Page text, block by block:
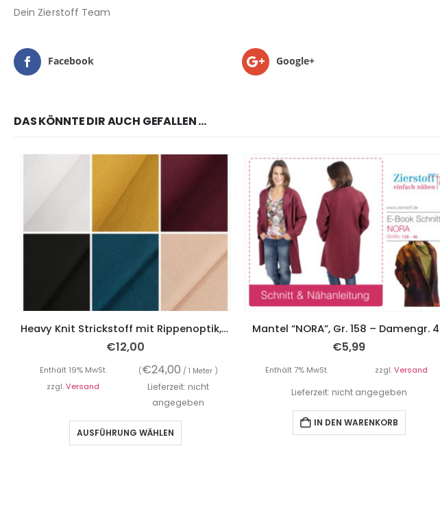
Dein Zierstoff Team
Facebook Google+
DAS KÖNNTE DIR AUCH GEFALLEN …
Heavy Knit Strickstoff mit Rippenoptik, verschiedene Farben
€12,00
Enthält 19% MwSt. (€24,00 / 1 Meter )
zzgl.Versand
Lieferzeit: nicht
angegeben
AUSFÜHRUNG WÄHLEN
Mantel “NORA”, Gr. 158 – Damengr.
€5,99
Enthält 7% MwSt. zzgl.Versand
Lieferzeit: nicht angegeben
IN DEN WARENKORB